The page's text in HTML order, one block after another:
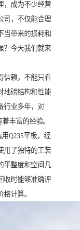
，成为不少经营
司，不仅能合理
当带来的损耗和
？今天我们就来
信赖，不能只看
地磅结构和性能
行业多年，对
丰富的经验。
Q235平板，经
用了独特的工装
平整度和空间几
收时能够准确评
计算。